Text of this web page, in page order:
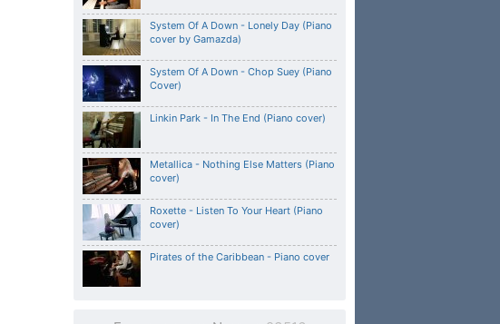
System Of A Down - Lonely Day (Piano
cover by Gamazda)
System Of A Down - Chop Suey (Piano
Cover)
Linkin Park - In The End (Piano cover)
Metallica - Nothing Else Matters (Piano
cover)
Roxette - Listen To Your Heart (Piano
cover)
Pirates of the Caribbean - Piano cover